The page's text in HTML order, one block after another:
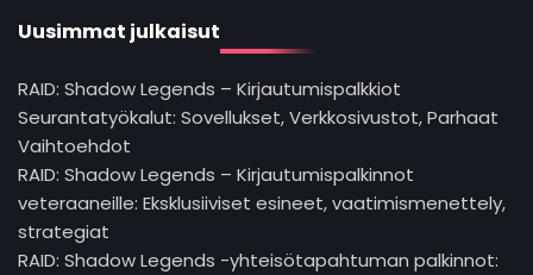
Uusimmat julkaisut
RAID: Shadow Legends – Kirjautumispalkkiot
Seurantatyökalut: Sovellukset, Verkkosivustot, Parhaat
Vaihtoehdot
RAID: Shadow Legends – Kirjautumispalkinnot
veteraaneille: Eksklusiiviset esineet, vaatimismenettely,
strategiat
RAID: Shadow Legends -yhteisötapahtuman palkinnot: